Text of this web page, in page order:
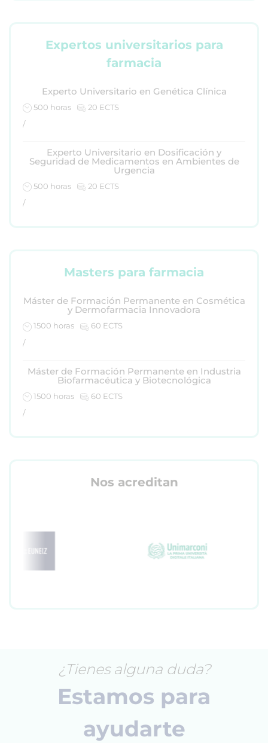
Expertos universitarios para
farmacia
Experto Universitario en Genética Clínica
500 horas
20 ECTS
/
Experto Universitario en Dosificación y
Seguridad de Medicamentos en Ambientes de
Urgencia
500 horas
20 ECTS
/
Masters para farmacia
Máster de Formación Permanente en Cosmética
y Dermofarmacia Innovadora
1500 horas
60 ECTS
/
Máster de Formación Permanente en Industria
Biofarmacéutica y Biotecnológica
1500 horas
60 ECTS
/
Nos acreditan
¿Tienes alguna duda?
Estamos para
ayudarte